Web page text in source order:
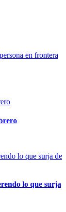
en frontera
lo que surja